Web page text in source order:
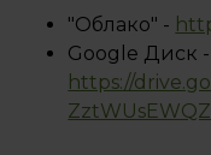
"Облако" -
Google Диск -
https://